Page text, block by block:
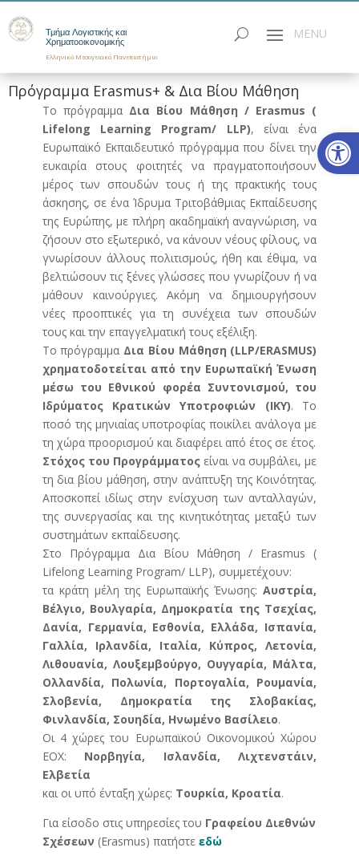
Τμήμα Λογιστικής και
Χρηματοοικονομικής
Ελληνικό Μεσογειακό Πανεπιστήμιο
Πρόγραμμα Erasmus+ & Δια Βίου Μάθηση
Το πρόγραμμα Δια Βίου Μάθηση / Erasmus (
Lifelong Learning Program/ LLP), είναι ένα
Ευρωπαϊκό Εκπαιδευτικό πρόγραμμα που δίνει την
ευκαιρία στους φοιτητές να πραγματοποιήσουν
μέρος των σπουδών τους ή της πρακτικής τους
άσκησης, σε ένα Ίδρυμα Τριτοβάθμιας Εκπαίδευσης
της Ευρώπης, με πλήρη ακαδημαϊκή αναγνώριση, να
ζήσουν στο εξωτερικό, να κάνουν νέους φίλους, να
γνωρίσουν άλλους πολιτισμούς, ήθη και έθιμα, να
βελτιώσουν τις ξένες γλώσσες που γνωρίζουν ή να
μάθουν καινούργιες. Ακόμη να δημιουργήσουν
νέες προοπτικές για τη συνέχεια των σπουδών
τους και την επαγγελματική τους εξέλιξη.
Το πρόγραμμα Δια Βίου Μάθηση (LLP/ERASMUS)
χρηματοδοτείται από την Ευρωπαϊκή Ένωση
μέσω του Εθνικού φορέα Συντονισμού, του
Ιδρύματος Κρατικών Υποτροφιών (ΙΚΥ). Το
ποσό της μηνιαίας υποτροφίας ποικίλει ανάλογα με
τη χώρα προορισμού και διαφέρει από έτος σε έτος.
Στόχος του Προγράμματος είναι να συμβάλει, με
τη δια βίου μάθηση, στην ανάπτυξη της Κοινότητας.
Αποσκοπεί ιδίως στην ενίσχυση των ανταλλαγών,
της συνεργασίας και της κινητικότητας μεταξύ των
συστημάτων εκπαίδευσης.
Στο Πρόγραμμα Δια Βίου Μάθηση / Erasmus (
Lifelong Learning Program/ LLP), συμμετέχουν:
τα κράτη μέλη της Ευρωπαϊκής Ένωσης:Αυστρία,
Βέλγιο, Βουλγαρία, Δημοκρατία της Τσεχίας,
Δανία, Γερμανία, Εσθονία, Ελλάδα, Ισπανία,
Γαλλία, Ιρλανδία, Ιταλία, Κύπρος, Λετονία,
Λιθουανία, Λουξεμβούργο, Ουγγαρία, Μάλτα,
Ολλανδία, Πολωνία, Πορτογαλία, Ρουμανία,
Σλοβενία, Δημοκρατία της Σλοβακίας,
Φινλανδία, Σουηδία, Ηνωμένο Βασίλειο.
Οι 4 χώρες του Ευρωπαϊκού Οικονομικού Χώρου
ΕΟΧ: Νορβηγία, Ισλανδία, Λιχτενστάιν,
Ελβετία
και οι υπό ένταξη χώρες: Τουρκία, Κροατία.
Για είσοδο στις υπηρεσίες του Γραφείου Διεθνών
Σχέσεων (Erasmus) πατήστε εδώ